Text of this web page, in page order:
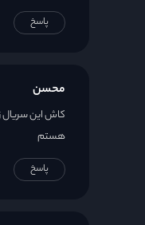
پاسخ
محسن
کاش این سریال
هستم
پاسخ